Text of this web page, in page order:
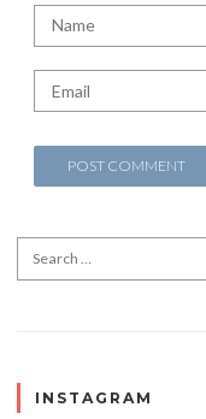
Search for:
INSTAGRAM